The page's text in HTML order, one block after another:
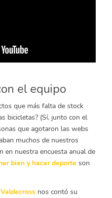
el equipo
que más falta de stock
bicicletas? (Sí, junto con el
que agotaron las webs
muchos de nuestros
en nuestra encuesta anual de
bien y hacer deporte son
nos contó su